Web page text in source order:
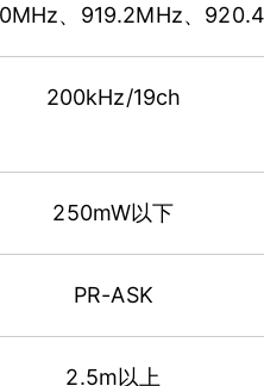
、919.2MHz、
200kHz/19ch
250mW以下
PR-ASK
2.5m以上